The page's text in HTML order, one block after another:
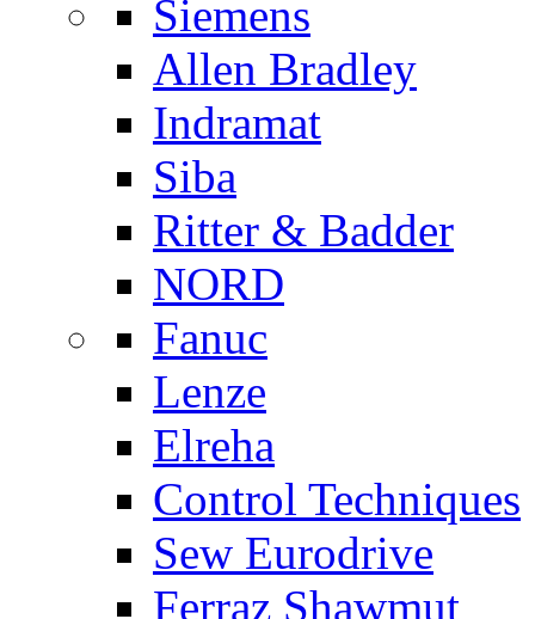
Siemens
Allen Bradley
Indramat
Siba
Ritter & Badder
NORD
Fanuc
Lenze
Elreha
Control Techniques
Sew Eurodrive
Ferraz Shawmut